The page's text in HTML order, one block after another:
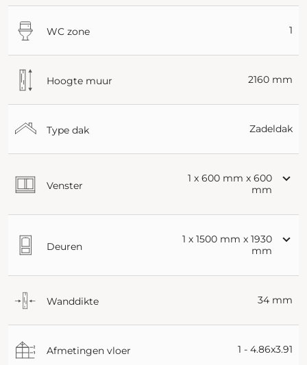
WC zone 1
Hoogte muur 2160 mm
Type dak Zadeldak
Venster
1 x 600 mm x 600
mm
Deuren
1 x 1500 mm x 1930
mm
Wanddikte 34 mm
Afmetingen vloer 1 - 4.86x3.91